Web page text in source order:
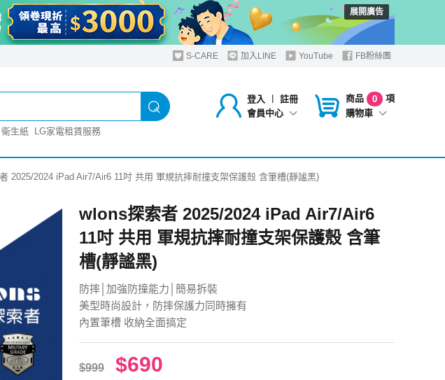
展開廣告
S-CARE 加入LINE YouTube FB粉絲團
登入 ︱
註冊
會員中心
商品 0
項
購物車
衛生紙 LG家電租賃服務
2025/2024 iPad Air7/Air6 11吋 共用 軍規抗摔耐撞支架保護殼 含筆槽(靜謐黑)
wlons探索者 2025/2024 iPad Air7/Air6
11吋 共用 軍規抗摔耐撞支架保護殼 含筆
槽(靜謐黑)
防摔│加強防撞能力│簡易拆裝
美型時尚設計，防摔保護力同時擁有
內置筆槽 收納全面搞定
$999 $690